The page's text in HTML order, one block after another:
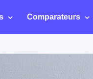
Comparateurs